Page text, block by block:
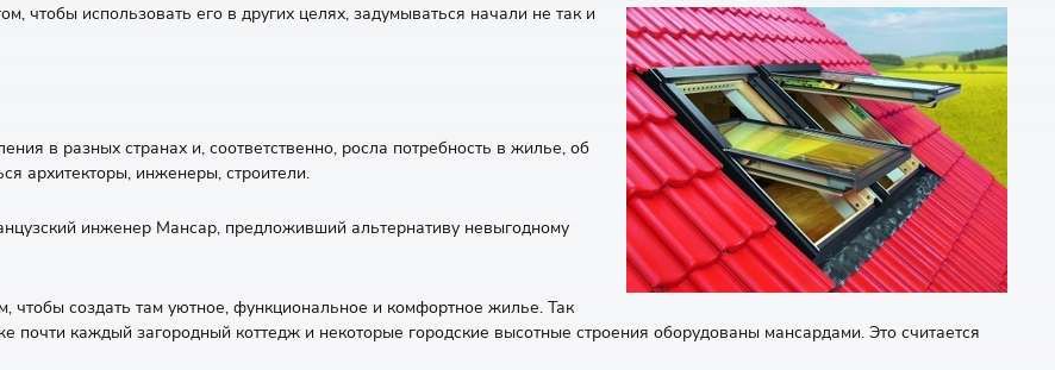
использовать его в других целях, задумываться начали не так и
в разных странах и, соответственно, росла потребность в жилье, об
архитекторы, инженеры, строители.
инженер Мансар, предложивший альтернативу невыгодному
чтобы создать там уютное, функциональное и комфортное жилье. Так
каждый загородный коттедж и некоторые городские высотные строения оборудованы мансардами. Это считается